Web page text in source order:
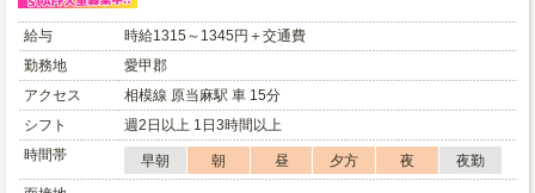
給与
時給1315～1345円＋交通費
勤務地
愛甲郡
アクセス
相模線 原当麻駅 車 15分
シフト
週2日以上 1日3時間以上
時間帯
早朝 朝 昼 夕方 夜
夜勤